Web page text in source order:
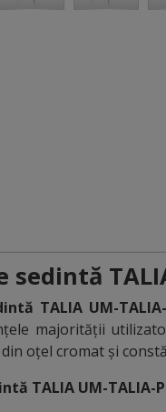
sedintă
TALIA UM-
majorității
oțel cromat și
TALIA UM-TALIA-